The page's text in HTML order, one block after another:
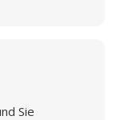
Sie